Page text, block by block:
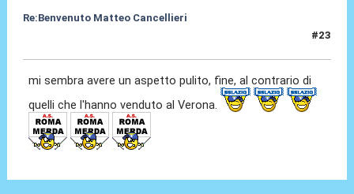
Re:Benvenuto Matteo Cancellieri
#23
mi sembra avere un aspetto pulito, fine, al contrario di
quelli che l'hanno venduto al Verona.